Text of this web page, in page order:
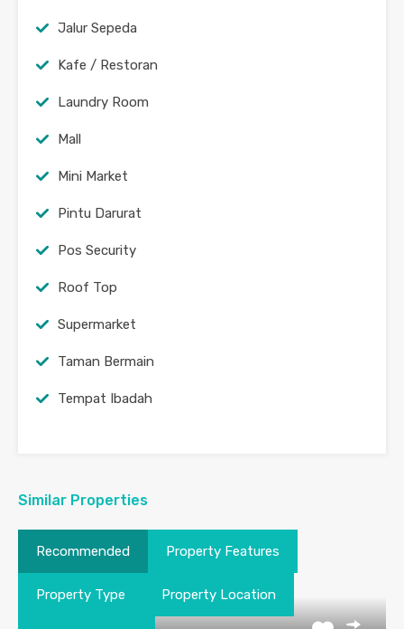
Jalur Sepeda
Kafe / Restoran
Laundry Room
Mall
Mini Market
Pintu Darurat
Pos Security
Roof Top
Supermarket
Taman Bermain
Tempat Ibadah
Similar Properties
Recommended Property Features
Property Type Property Location